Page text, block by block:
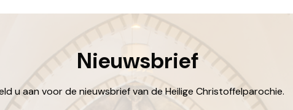
Nieuwsbrief
u aan voor de nieuwsbrief van de Heilige Christoffelparochie.